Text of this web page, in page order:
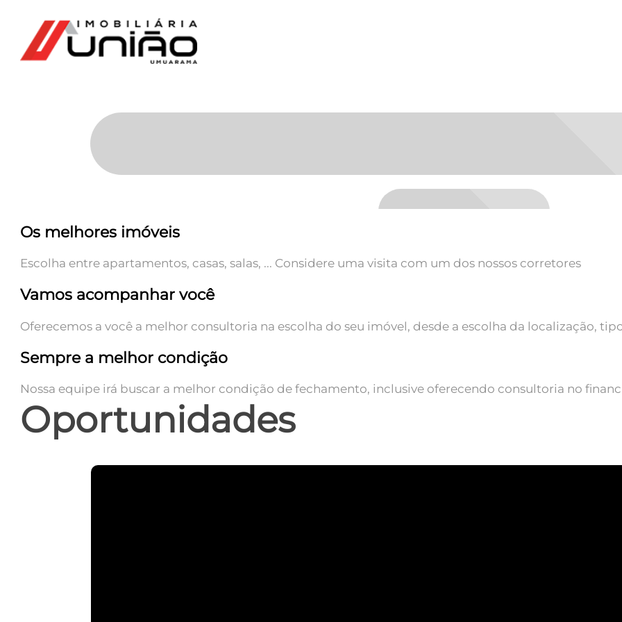
Os melhores imóveis
Escolha entre apartamentos, casas, salas, ... Considere uma visita com um dos nossos corretores
Vamos acompanhar você
Oferecemos a você a melhor consultoria na escolha do seu imóvel, desde a escolha da localização,
Sempre a melhor condição
Nossa equipe irá buscar a melhor condição de fechamento, inclusive oferecendo consultoria no
Oportunidades